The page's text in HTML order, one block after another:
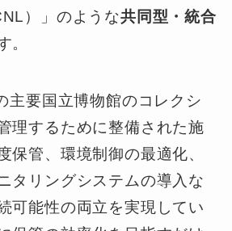
）」のような共同型・統合
。
主要国立博物館のコレクシ
理するために整備された施
保管、環境制御の最適化、
タリングシステムの導入な
可能性の両立を実現してい